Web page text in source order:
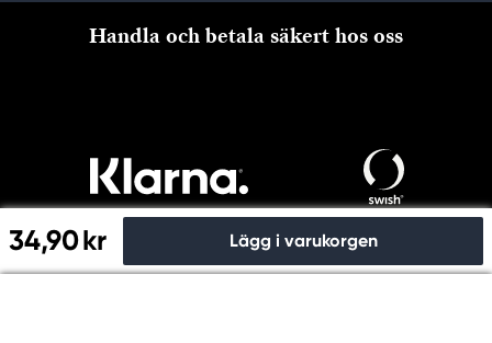
34,90 kr Lägg i varukorgen
Handla och betala säkert hos oss